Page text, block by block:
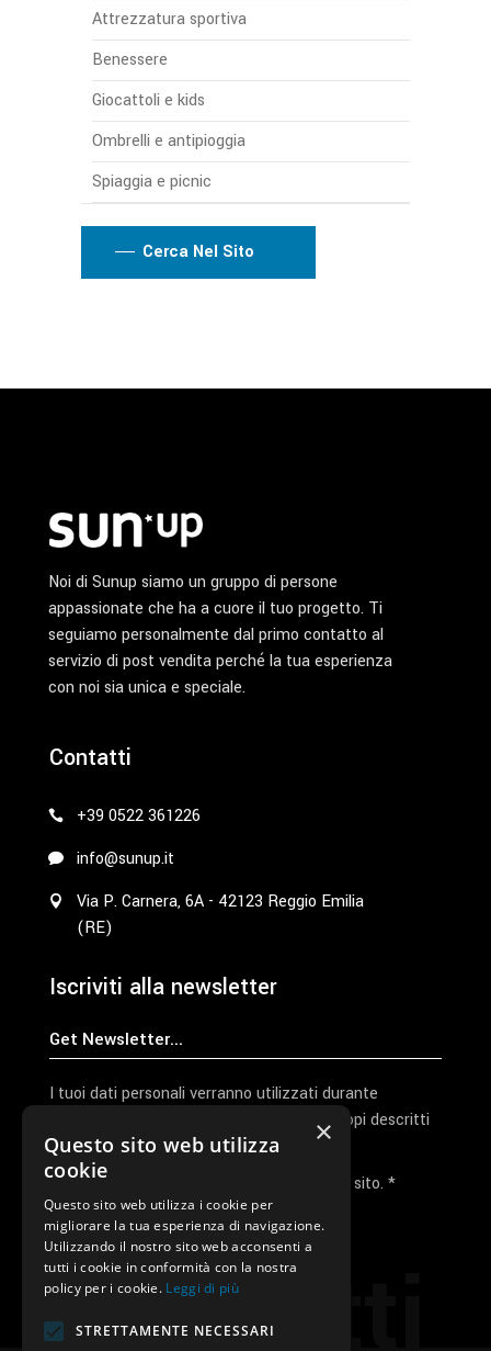
Attrezzatura sportiva
Benessere
Giocattoli e kids
Ombrelli e antipioggia
Spiaggia e picnic
Cerca Nel Sito
Contatti
Noi di Sunup siamo un gruppo di persone
appassionate che ha a cuore il tuo progetto. Ti
seguiamo personalmente dal primo contatto al
servizio di post vendita perché la tua esperienza
con noi sia unica e speciale.
Contatti
+39 0522 361226
info@sunup.it
Via P. Carnera, 6A - 42123 Reggio Emilia
(RE)
Iscriviti alla newsletter
I tuoi dati personali verranno utilizzati durante
l'elaborazione della richiesta e per altri scopi descritti
nella nostraprivacy policy
Ho letto e accetto la privacy policy del sito. *
Invia I Dati
×
Questo sito web utilizza
cookie
Questo sito web utilizza i cookie per
migliorare la tua esperienza di navigazione.
Utilizzando il nostro sito web acconsenti a
tutti i cookie in conformità con la nostra
policy per i cookie. Leggi di più
STRETTAMENTE NECESSARI